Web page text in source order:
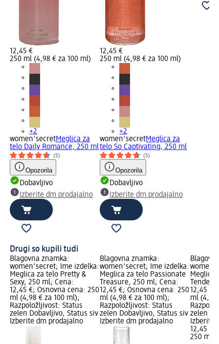
12,45 €
250 ml (4,98 € za 100 ml)
+2
women'secretMeglica za
telo Daily Romance, 250 ml
(5)
Opozorila
Dobavljivo
Izberite dm prodajalno
12,45 €
250 ml (4,98 € za 100 ml)
+2
women'secretMeglica za
telo So Captivating, 250 ml
(3)
Opozorila
Dobavljivo
Izberite dm prodajalno
Drugi so kupili tudi
Blagovna znamka:
women'secret; Ime izdelka:
Meglica za telo Pretty &
Sexy, 250 ml; Cena:
12,45 €; Osnovna cena: 250
ml (4,98 € za 100 ml);
Razpoložljivost: Status
zelen Dobavljivo, Status siv
Izberite dm prodajalno
Blagovna znamka:
women'secret; Ime izdelka:
Meglica za telo Passionate
Treasure, 250 ml; Cena:
12,45 €; Osnovna cena: 250
ml (4,98 € za 100 ml);
Razpoložljivost: Status
zelen Dobavljivo, Status siv
Izberite dm prodajalno
Meglica
12,45 €;
ml (4,98
zelen
Izberite
12,45 €
250 ml